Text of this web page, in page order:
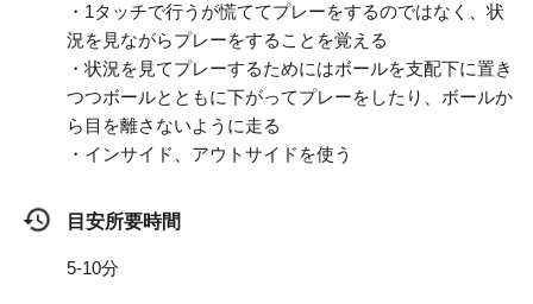
・1タッチで行うが慌ててプレーをするのではなく、状
況を見ながらプレーをすることを覚える
・状況を見てプレーするためにはボールを支配下に置き
つつボールとともに下がってプレーをしたり、ボールか
ら目を離さないように走る
・インサイド、アウトサイドを使う
目安所要時間
5-10分